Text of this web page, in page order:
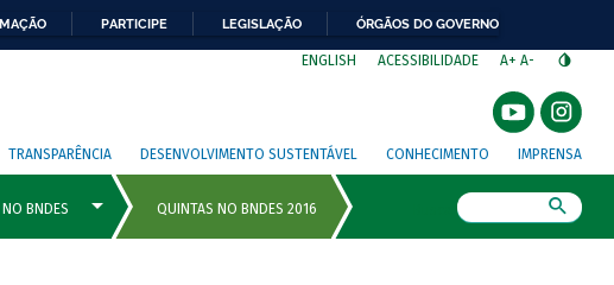
PARTICIPE LEGISLAÇÃO ÓRGÃOS DO GOVERNO
ENGLISH ACESSIBILIDADE A+ A-
TRANSPARÊNCIA DESENVOLVIMENTO SUSTENTÁVEL CONHECIMENTO IMPRENSA